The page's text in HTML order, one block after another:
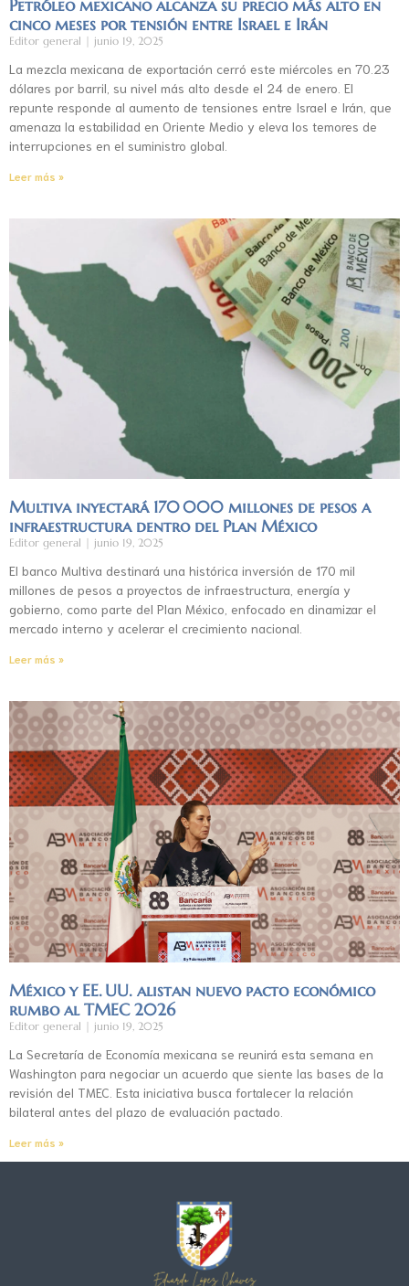
Petróleo mexicano alcanza su precio más alto en
cinco meses por tensión entre Israel e Irán
Editor general junio 19, 2025
La mezcla mexicana de exportación cerró este miércoles en 70.23
dólares por barril, su nivel más alto desde el 24 de enero. El
repunte responde al aumento de tensiones entre Israel e Irán, que
amenaza la estabilidad en Oriente Medio y eleva los temores de
interrupciones en el suministro global.
Leer más »
Multiva inyectará 170 000 millones de pesos a
infraestructura dentro del Plan México
Editor general junio 19, 2025
El banco Multiva destinará una histórica inversión de 170 mil
millones de pesos a proyectos de infraestructura, energía y
gobierno, como parte del Plan México, enfocado en dinamizar el
mercado interno y acelerar el crecimiento nacional.
Leer más »
México y EE. UU. alistan nuevo pacto económico
rumbo al TMEC 2026
Editor general junio 19, 2025
La Secretaría de Economía mexicana se reunirá esta semana en
Washington para negociar un acuerdo que siente las bases de la
revisión del TMEC. Esta iniciativa busca fortalecer la relación
bilateral antes del plazo de evaluación pactado.
Leer más »